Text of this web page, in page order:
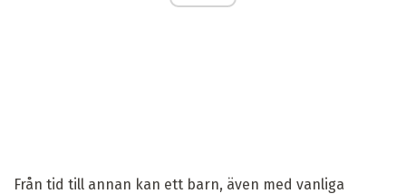
Från tid till annan kan ett barn, även med vanliga